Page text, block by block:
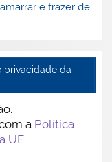
e trazer de
privacidade da
a Política
UE